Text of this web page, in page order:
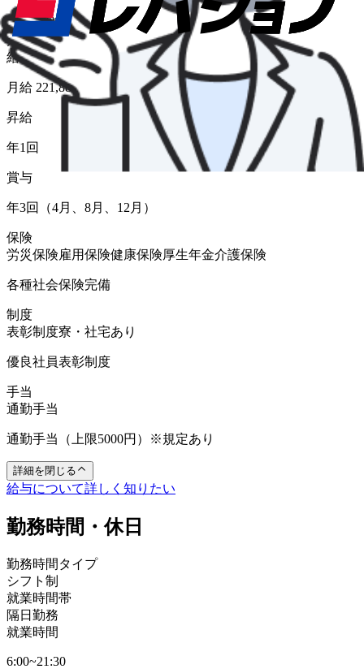
給与形態
月給
給与
月給 221,880円〜242,360円
昇給
年1回
賞与
年3回（4月、8月、12月）
保険
労災保険雇用保険健康保険厚生年金介護保険
各種社会保険完備
制度
表彰制度寮・社宅あり
優良社員表彰制度
手当
通勤手当
通勤手当（上限5000円）※規定あり
詳細を閉じる
給与について詳しく知りたい
勤務時間・休日
勤務時間タイプ
シフト制
就業時間帯
隔日勤務
就業時間
6:00~21:30